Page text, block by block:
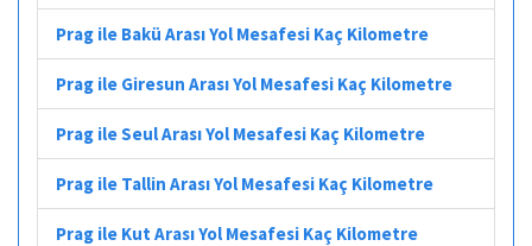
Prag ile Bakü Arası Yol Mesafesi Kaç Kilometre
Prag ile Giresun Arası Yol Mesafesi Kaç Kilometre
Prag ile Seul Arası Yol Mesafesi Kaç Kilometre
Prag ile Tallin Arası Yol Mesafesi Kaç Kilometre
Prag ile Kut Arası Yol Mesafesi Kaç Kilometre